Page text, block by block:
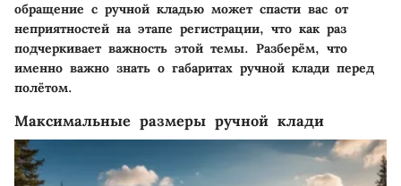
обращение с ручной кладью может спасти вас от
неприятностей на этапе регистрации, что как раз
подчеркивает важность этой темы. Разберём, что
именно важно знать о габаритах ручной клади перед
полётом.
Максимальные размеры ручной клади